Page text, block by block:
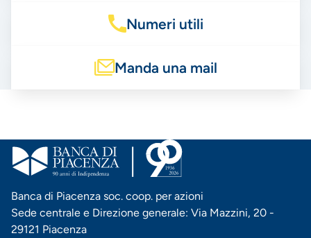
Numeri utili
Manda una mail
Banca di Piacenza soc. coop. per azioni
Sede centrale e Direzione generale: Via Mazzini, 20 -
29121 Piacenza